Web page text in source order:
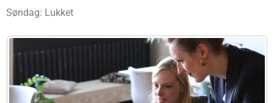
Søndag: Lukket